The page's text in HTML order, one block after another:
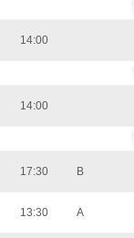
14:00
14:00
17:30 B
13:30 A